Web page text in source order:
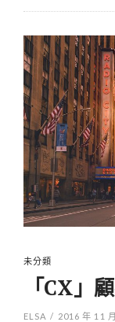
未分類
「CX」
ELSA / 2016 年 11